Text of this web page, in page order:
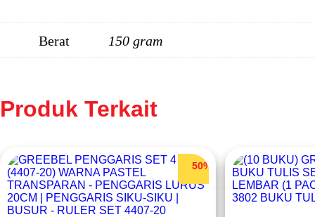
Berat 150 gram
Produk Terkait
50%